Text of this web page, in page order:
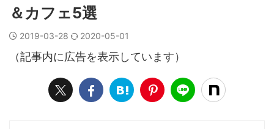
＆カフェ5選
2019-03-28 2020-05-01
（記事内に広告を表示しています）